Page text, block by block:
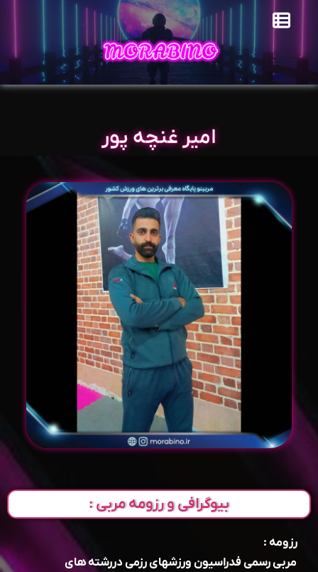
امیر غنچه پور
بیوگرافی و رزومه مربی :
رزومه :
مربی رسمی فدراسیون ورزشهای رزمی دررشته های